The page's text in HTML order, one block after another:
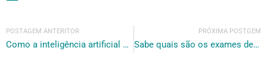
POSTAGEM ANTERITOR
Como a inteligência artificial está revolucionando os exames de imagem
PRÓXIMA POSTGEM
Sabe quais são os exames de imagem seguros para mulheres grávidas?